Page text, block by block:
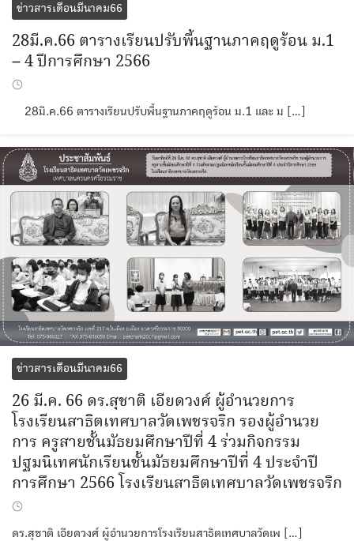
Search
for:
Search
ข่าวสารเดือนมีนาคม66
28มี.ค.66 ตารางเรียนปรับพื้นฐานภาคฤดูร้อน ม.1
– 4 ปีการศึกษา 2566
28มี.ค.66 ตารางเรียนปรับพื้นฐานภาคฤดูร้อน ม.1 และ ม […]
ข่าวสารเดือนมีนาคม66
26 มี.ค. 66 ดร.สุชาติ เอียดวงศ์ ผู้อำนวยการ
โรงเรียนสาธิตเทศบาลวัดเพชรจริก รองผู้อำนวย
การ ครูสายชั้นมัธยมศึกษาปีที่ 4 ร่วมกิจกรรม
ปฐมนิเทศนักเรียนชั้นมัธยมศึกษาปีที่ 4 ประจำปี
การศึกษา 2566 โรงเรียนสาธิตเทศบาลวัดเพชรจริก
ดร.สุชาติ เอียดวงศ์ ผู้อำนวยการโรงเรียนสาธิตเทศบาลวัดเพ […]